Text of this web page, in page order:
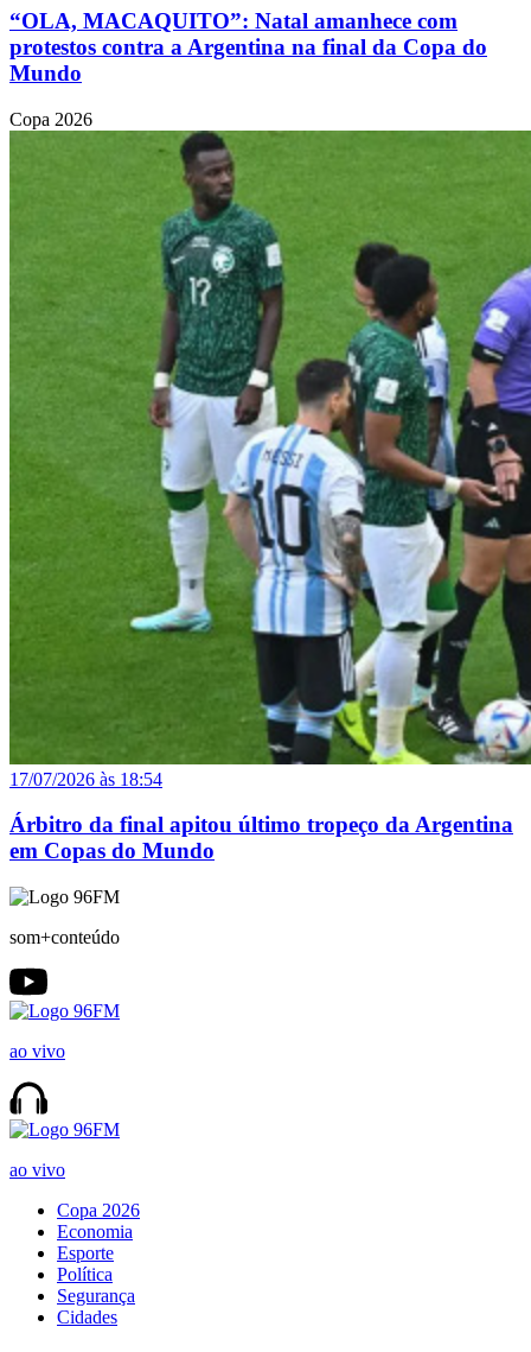
“OLA, MACAQUITO”: Natal amanhece com
protestos contra a Argentina na final da Copa do
Mundo
Copa 2026
17/07/2026 às 18:54
Árbitro da final apitou último tropeço da Argentina
em Copas do Mundo
som+conteúdo
ao vivo
ao vivo
Copa 2026
Economia
Esporte
Política
Segurança
Cidades